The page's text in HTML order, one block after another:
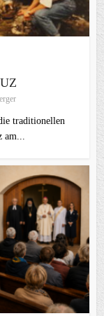
traditionellen